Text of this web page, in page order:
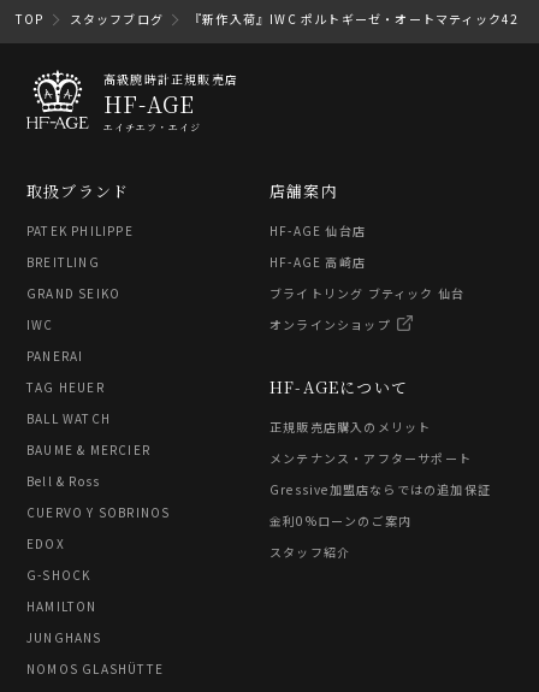
TOP スタッフブログ 『新作入荷』IWC ポルトギーゼ・オートマティック42
高級腕時計正規販売店
HF-AGE
エイチエフ・エイジ
取扱ブランド
PATEK PHILIPPE
BREITLING
GRAND SEIKO
IWC
PANERAI
TAG HEUER
BALL WATCH
BAUME & MERCIER
Bell & Ross
CUERVO Y SOBRINOS
EDOX
G-SHOCK
HAMILTON
JUNGHANS
NOMOS GLASHÜTTE
HF-AGEについて
正規販売店購入のメリット
メンテナンス・アフターサポート
Gressive加盟店ならではの追加保証
金利0%ローンのご案内
スタッフ紹介
店舗案内
HF-AGE 仙台店
HF-AGE 高崎店
ブライトリング ブティック 仙台
オンラインショップ